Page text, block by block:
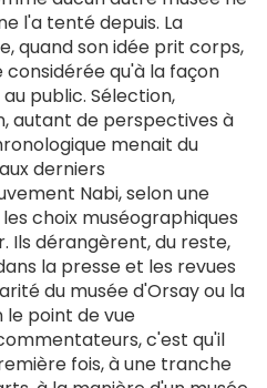
l'a tenté depuis. La
quand son idée prit corps,
qu'à la façon
public. Sélection,
autant de perspectives à
menait du
derniers
Nabi, selon une
choix muséographiques
Ils dérangèrent, du reste,
la presse et les revues
du musée d'Orsay ou la
le point de vue
c'est qu'il
fois, à une tranche